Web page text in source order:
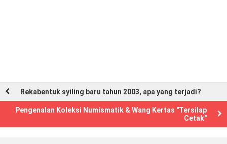
Rekabentuk syiling baru tahun 2003, apa yang terjadi?
Pengenalan Koleksi Numismatik & Wang Kertas "Tersilap
Cetak"